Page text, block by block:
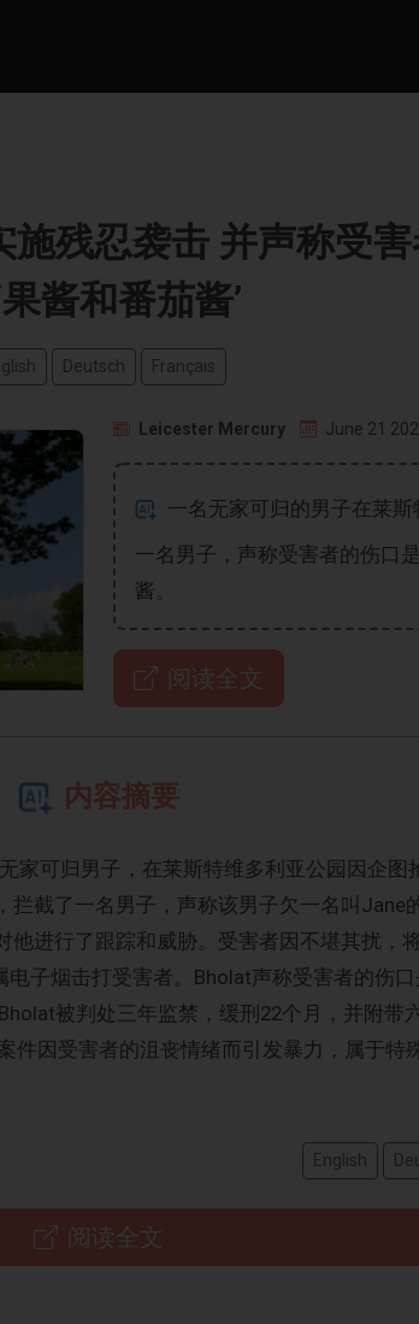
施残忍袭击 并声称受
果酱和番茄酱’
Deutsch Français
Leicester Mercury June 21
一名无家可归的男子在莱斯
一名男子，声称受害者的伤口
酱。
阅读全文
内容摘要
家可归男子，在莱斯特维多利亚公园因企图
拦截了一名男子，声称该男子欠一名叫Jane
他进行了跟踪和威胁。受害者因不堪其扰，
子烟击打受害者。Bholat声称受害者的伤
被判处三年监禁，缓刑22个月，并附带
因受害者的沮丧情绪而引发暴力，属于特
English
阅读全文